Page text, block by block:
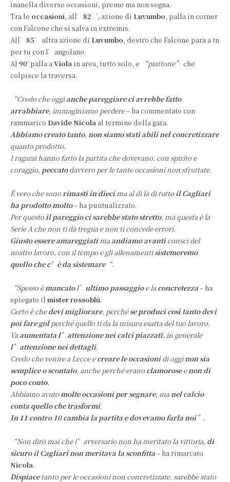
inanella diverse occasioni, preme ma non segna.
Tra le occasioni, all’ 82 ‘, azione di Luvumbo, palla in corner
con Falcone che si salva in extremis.
All’ 85’ altra azione di Luvumbo, destro che Falcone para a tu
per tu con l’angolano.
Al 90′ palla aViola in area, tutto solo, e “piattone” che
colpisce la traversa.
“Credo che oggianche pareggiare ci avrebbe fatto
arrabbiare, immaginiamo perdere– ha commentato con
rammarico Davide Nicola al termine della gara.
Abbiamo creato tanto, non siamo stati abili nel concretizzare
quanto prodotto.
I ragazzi hanno fatto la partita che dovevano, con spirito e
coraggio, peccatodavvero per le tante occasioni non sfruttate.
È vero che sonorimasti in diecima al di là di tuttoil Cagliari
ha prodotto molto– ha puntualizzato.
Per questoil pareggio ci sarebbe stato stretto, ma questa è la
Serie A che non ti dà tregua e non ti concede errori.
Giusto essere amareggiatima andiamo avanticonsci del
nostro lavoro, con il tempo e gli allenamentisistemeremo
quello che c’è da sistemare“.
“Spesso èmancatol’ ultimo passaggioe la concretezza– ha
spiegato il mister rossoblù.
Certo è chedevi migliorare, perchése produci così tanto devi
poi fare golperché quello ti da la misura esatta del tuo lavoro.
Va aumentata l’attenzione nei calci piazzati, in generale
l’attenzione nei dettagli.
Credo che venire a Lecce ecreare le occasionidi ogginon sia
semplice o scontato, anche perché erano clamoroseenon di
poco conto.
Abbiamo avutomolte occasioni per segnare, manel calcio
conta quello che trasformi.
In 11 contro 10 cambia la partita e dovevamo farla noi”.
“Non dirò mai che l’avversario non ha meritato la vittoria, di
sicuro il Cagliari non meritava la sconfitta– ha rimarcato
Nicola.
Dispiacetanto per le occasioni non concretizzate, sarebbe stato